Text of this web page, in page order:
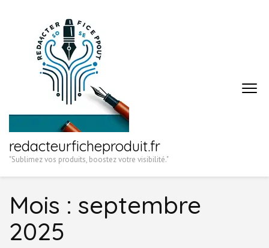
redacteurficheproduit.fr
"Sublimez vos produits, boostez votre visibilité."
Mois : septembre
2025